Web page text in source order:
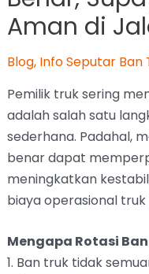
Aman di
Blog, Info Seputar Ban
Pemilik truk sering
adalah salah satu
sederhana. Padahal,
benar dapat
meningkatkan
biaya operasional truk
Mengapa Rotasi
1. Ban truk tidak